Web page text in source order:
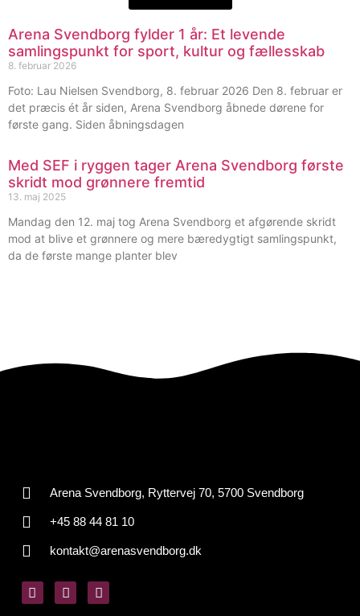
Arena Svendborg fylder 1 år: Et levende
samlingspunkt for sport, kultur og fællesskab
8. februar 2026
Foto: Lau Nielsen Svendborg, 8. februar 2026 Den 8. februar er
det præcis ét år siden, Arena Svendborg åbnede dørene for
første gang. Siden åbningsdagen
Med SEF i ryggen tager Arena Svendborg første
skridt mod grønnere fremtid
13. maj 2025
Mandag den 12. maj tog Arena Svendborg et afgørende skridt
mod at blive et grønnere og mere bæredygtigt samlingspunkt,
da de første mange planter blev
Arena Svendborg, Ryttervej 70, 5700 Svendborg
+45 88 44 81 10
kontakt@arenasvendborg.dk